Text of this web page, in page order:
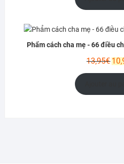
Phẩm cách cha mẹ - 66 điều
13,95€Le